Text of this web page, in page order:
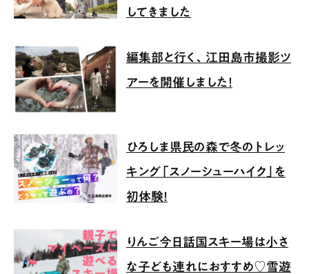
してきました
編集部と行く、江田島市撮影ツ
アーを開催しました！
ひろしま県民の森で冬のトレッ
キング「スノーシューハイク」を
初体験！
りんご今日話国スキー場は小さ
な子ども連れにおすすめ♡雪遊